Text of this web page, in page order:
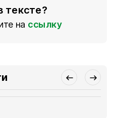
тексте?
на ссылку